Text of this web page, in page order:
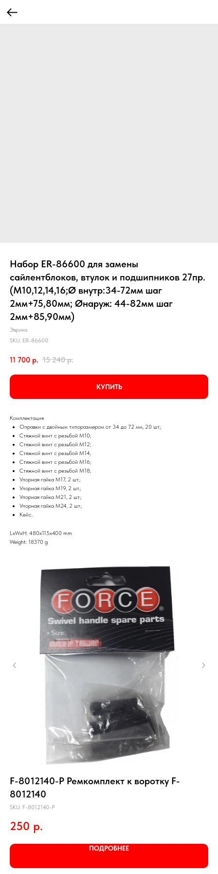
Набор ER-86600 для замены
сайлентблоков, втулок и подшипников 27пр.
(М10,12,14,16;Ø внутр:34-72мм шаг
2мм+75,80мм; Øнаруж: 44-82мм шаг
2мм+85,90мм)
Эврика
SKU: ER-86600
11 700 р. 15 240 р.
КУПИТЬ
Комплектация
Оправки с двойным типоразмером от 34 до 72 мм, 20 шт.;
Стяжной винт с резьбой М10;
Стяжной винт с резьбой М12;
Стяжной винт с резьбой М14;
Стяжной винт с резьбой М16;
Стяжной винт с резьбой М18;
Упорная гайка М17, 2 шт.;
Упорная гайка М19, 2 шт.;
Упорная гайка М21, 2 шт.;
Упорная гайка М24, 2 шт.;
Кейс.
LxWxH: 480x115x400 mm
Weight: 18370 g
F-8012140-P Ремкомплект к воротку F-
8012140
SKU: F-8012140-P
250 р.
ПОДРОБНЕЕ